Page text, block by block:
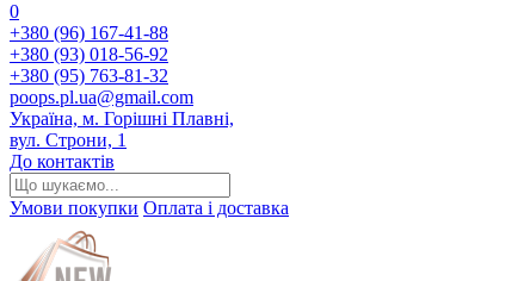
0
+380 (96) 167-41-88
+380 (93) 018-56-92
+380 (95) 763-81-32
poops.pl.ua@gmail.com
Україна, м. Горішні Плавні,
вул. Строни, 1
До контактів
Умови покупки Оплата і доставка